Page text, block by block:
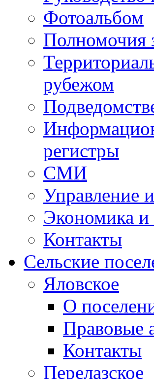
Фотоальбом
Полномочия
рубежом
регистры
СМИ
Управление
Экономика и
Контакты
Сельские
Яловское
О
Правовые
Контакты
Перелазское